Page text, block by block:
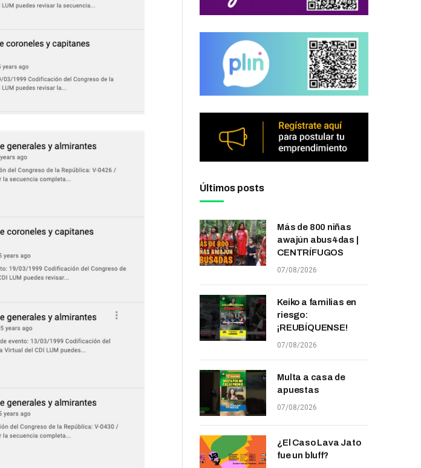
Últimos posts
Más de 800 niñas
awajún abus4das |
CENTRÍFUGOS
07/08/2026
Keiko a familias en
riesgo:
¡REUBÍQUENSE!
07/08/2026
Multa a casa de
apuestas
07/08/2026
¿El Caso Lava Jato
fue un bluff?